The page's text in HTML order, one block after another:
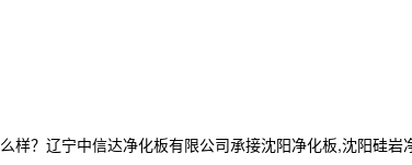
样？辽宁中信达净化板有限公司承接沈阳净化板,沈阳硅